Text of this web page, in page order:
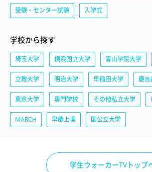
受験・センター試験 入学式
学校から探す
埼玉大学 横浜国立大学 青山学院大学
立教大学 明治大学 早稲田大学 慶應
東京大学 専門学校 その他私立大学
MARCH 早慶上理 国公立大学
学生ウォーカーTVトップ